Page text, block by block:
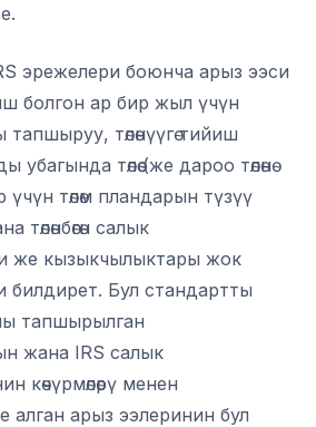
IRS эрежелери боюнча арыз ээси
болгон ар бир жыл үчүн
төлөнүүгө тийиш
төлөө (же дароо төлөнө
төлөм пландарын түзүү
салык
же кызыкчылыктары жок
билдирет. Бул стандартты
тапшырылган
жана IRS салык
көчүрмөлөрү менен
алган арыз ээлеринин бул